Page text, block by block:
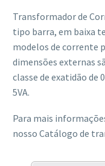
Transformador de
tipo barra, em baixa
modelos de corrente
dimensões externas
classe de exatidão de
5VA.
Para mais
nosso Catálogo de